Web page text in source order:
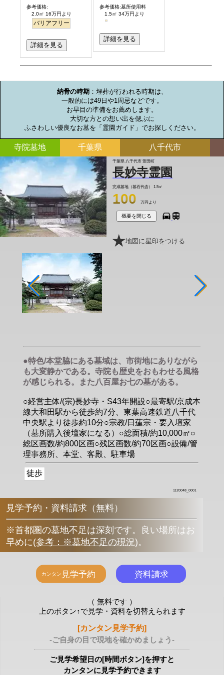
参考価格:
2.0㎡ 16万円より
バリアフリー
詳細を見る
参考価格:墓所使用料
1.5㎡ 34万円より
詳細を見る
納骨の時期：埋葬が行われる時期は、
一般的には49日や1周忌などです。
お早目の準備をお薦めします。
大切な方との想い出を偲ぶに
ふさわしい優良なお墓を「霊園ガイド」でお探しください。
寺院墓地 千葉県 八千代市
千葉県 八千代市 萱田町
長妙寺霊園
完成墓地（墓石代含） 1.5㎡
100 万円より
概要を閉じる
地図に星印をつける
●特色/本堂脇にある墓域は、市街地にありながら
も大変静かである。寺院も歴史をおもわせる風格
が感じられる。また八百屋お七の墓がある。
○経営主体/(宗)長妙寺・S43年開設○最寄駅/京成本
線大和田駅から徒歩約7分、東葉高速鉄道八千代
中央駅より徒歩約10分○宗教/日蓮宗・要入壇家
（墓所購入後壇家になる）○総面積/約10,000㎡○
総区画数/約800区画○残区画数/約70区画○設備/管
理事務所、本堂、客殿、駐車場
徒歩
1120048_0001
見学予約・資料請求（無料）
※首都圏の墓地不足は深刻です。良い場所はお
早めに(参考：※墓地不足の現況)。
（ 無料です ）
上のボタン↑で見学・資料を切替えられます
[カンタン見学予約]
-ご自身の目で現地を確かめましょう-
ご見学希望日の[時間ボタン]を押すと
カンタンに見学予約できます